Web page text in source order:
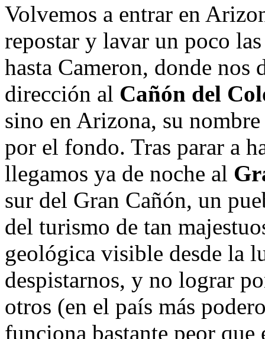
Volvemos a entrar en
repostar y lavar un poco
hasta Cameron, donde nos
dirección al Cañón del
sino en Arizona, su
por el fondo. Tras parar a
llegamos ya de noche al
sur del Gran Cañón, un
del turismo de tan
geológica visible desde la
despistarnos, y no lograr
otros (en el país más
funciona bastante peor